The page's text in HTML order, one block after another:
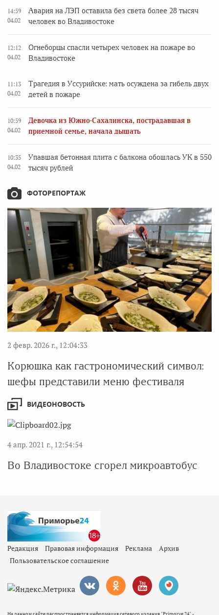
14:59
04.02
Авария на ЛЭП оставила без света более 28 тысяч
человек во Владивостоке
12:12
04.02
Огнеборцы спасли четырех человек на пожаре во
Владивостоке
11:13
04.02
Трагедия в Уссурийске: мать осуждена за гибель двух
детей в пожаре
10:59
04.02
Девочка из Южно-Сахалинска, пострадавшая в
приемной семье, начала дышать
10:35
04.02
Упавшая бетонная плита с балкона обошлась УК в 550
тысяч рублей
ФОТОРЕПОРТАЖ
2 февр. 2026 г., 12:04:33
Корюшка как гастрономический символ:
шефы представили меню фестиваля
ВИДЕОНОВОСТЬ
4 апр. 2021 г., 12:54:54
Во Владивостоке сгорел микроавтобус
Редакция Правовая информация Реклама
Архив
Пользовательское соглашение